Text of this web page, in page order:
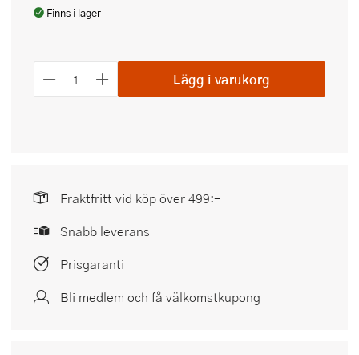
Finns i lager
Lägg i varukorg
Fraktfritt vid köp över 499:-
Snabb leverans
Prisgaranti
Bli medlem och få välkomstkupong